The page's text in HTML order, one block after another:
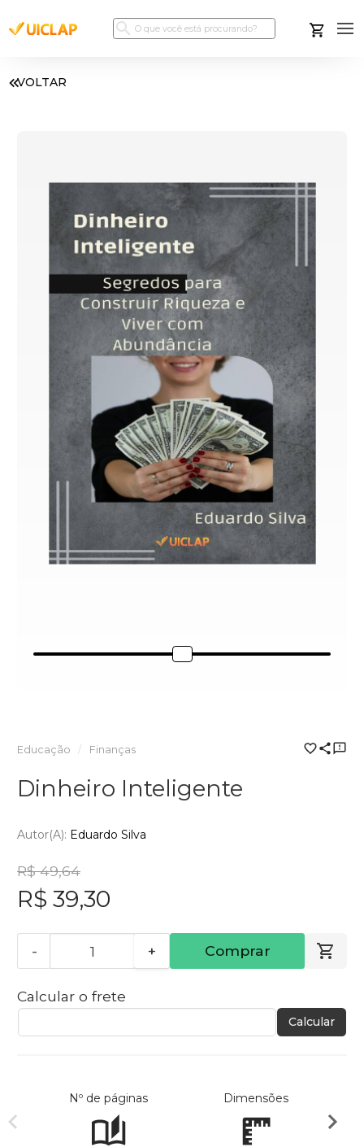
VOLTAR
Educação Finanças
Dinheiro Inteligente
Autor(a): Eduardo Silva
R$ 49,64
R$ 39,30
- + Comprar
Calcular o frete
Calcular
Nº de páginas Dimensões